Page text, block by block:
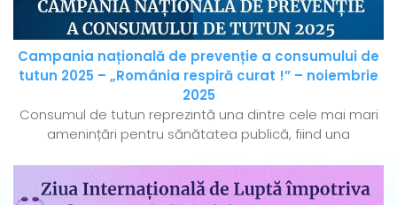
Campania națională de prevenție a consumului de
tutun 2025 – „România respiră curat !” – noiembrie
2025
Consumul de tutun reprezintă una dintre cele mai mari
amenințări pentru sănătatea publică, fiind una